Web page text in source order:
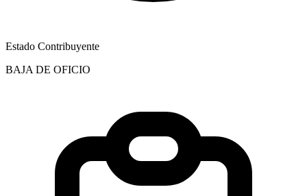
Estado Contribuyente
BAJA DE OFICIO